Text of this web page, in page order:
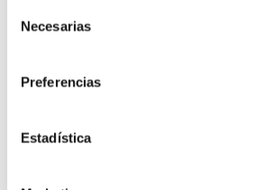
Necesarias
Preferencias
Estadística
Teléfono*